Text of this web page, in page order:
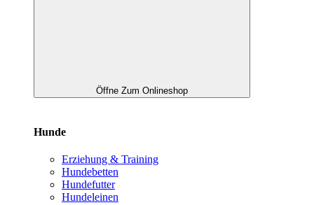
Öffne Zum Onlineshop
Hunde
Erziehung & Training
Hundebetten
Hundefutter
Hundeleinen